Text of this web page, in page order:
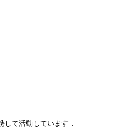
て活動しています．